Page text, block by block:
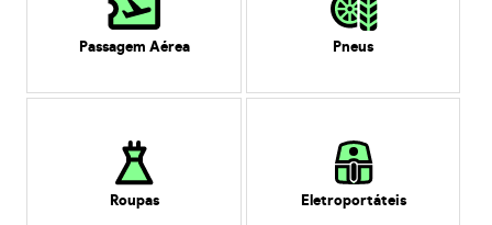
Passagem Aérea Pneus
Roupas Eletroportáteis